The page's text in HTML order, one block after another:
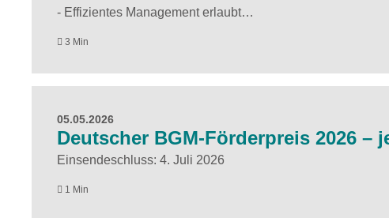
- Effizientes Management erlaubt…
3 Min
05.05.2026
Deutscher BGM-Förderpreis 2026 –
Einsendeschluss: 4. Juli 2026
1 Min